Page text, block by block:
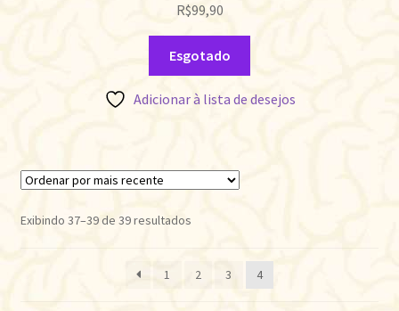
R$99,90
Esgotado
Adicionar à lista de desejos
Exibindo 37–39 de 39 resultadosClassificado
recente
1 2 3 4